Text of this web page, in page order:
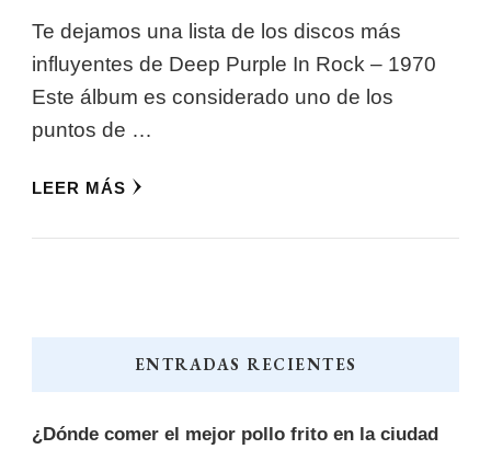
Te dejamos una lista de los discos más
influyentes de Deep Purple In Rock – 1970
Este álbum es considerado uno de los
puntos de …
LEER MÁS
ENTRADAS RECIENTES
¿Dónde comer el mejor pollo frito en la ciudad